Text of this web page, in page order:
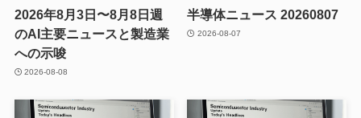
2026年8月3日〜8月8日週
のAI主要ニュースと製造業
への示唆
2026-08-08
半導体ニュース 20260807
2026-08-07